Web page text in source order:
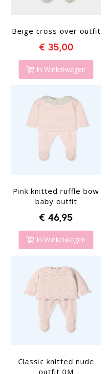
Beige cross over outfit
€ 35,00
In Winkelwagen
Pink knitted ruffle bow
baby outfit
€ 46,95
In Winkelwagen
Classic knitted nude
outfit 0M